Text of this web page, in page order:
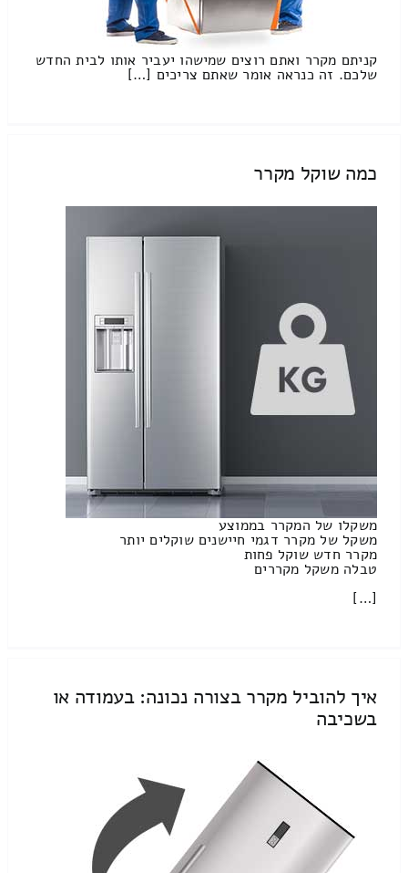
קניתם מקרר ואתם רוצים שמישהו יעביר אותו לבית החדש
שלכם. זה כנראה אומר שאתם צריכים […]
כמה שוקל מקרר
משקלו של המקרר בממוצע
משקל של מקרר דגמי חיישנים שוקלים יותר
מקרר חדש שוקל פחות
טבלה משקל מקררים
[…]
איך להוביל מקרר בצורה נכונה: בעמודה או
בשכיבה